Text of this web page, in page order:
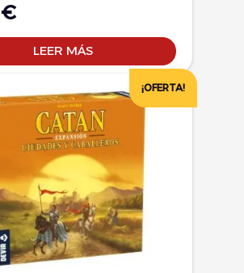
€
LEER MÁS
¡OFERTA!